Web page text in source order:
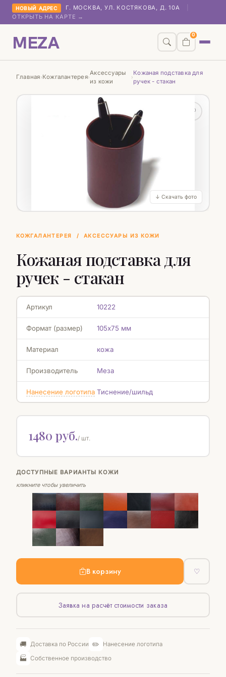
НОВЫЙ АДРЕС Г. МОСКВА, УЛ. КОСТЯКОВА, Д. 10А
ОТКРЫТЬ НА КАРТЕ →
MEZA 0
Главная›Кожгалантерея›
Аксессуары
из кожи
›
Кожаная подставка для
ручек - стакан
♡
↓ Скачать фото
КОЖГАЛАНТЕРЕЯ / АКСЕССУАРЫ ИЗ КОЖИ
Кожаная подставка для
ручек - стакан
Артикул 10222
Формат (размер) 105х75 мм
Материал кожа
Производитель Меза
Нанесение логотипа Тиснение/шильд
1480 руб./ шт.
ДОСТУПНЫЕ ВАРИАНТЫ КОЖИ
кликните чтобы увеличить
В корзину ♡
Заявка на расчёт стоимости заказа
🚚 Доставка по России ✏️ Нанесение логотипа
🏭 Собственное производство